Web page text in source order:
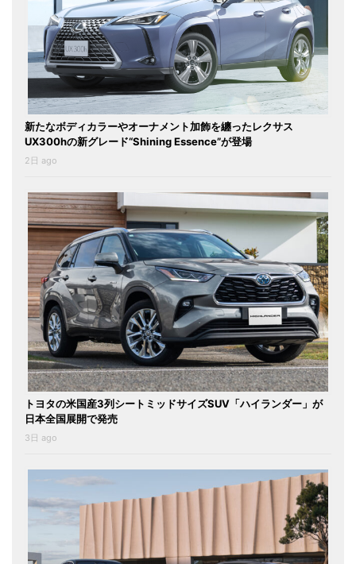
新たなボディカラーやオーナメント加飾を纏ったレクサス
UX300hの新グレード“Shining Essence”が登場
2日 ago
トヨタの米国産3列シートミッドサイズSUV「ハイランダー」が
日本全国展開で発売
3日 ago